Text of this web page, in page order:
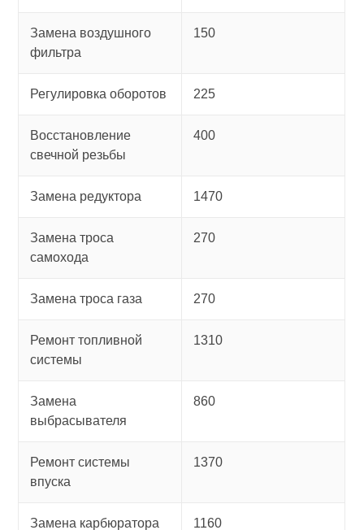
Замена воздушного
фильтра
150
Регулировка оборотов 225
Восстановление
свечной резьбы
400
Замена редуктора 1470
Замена троса
самохода
270
Замена троса газа 270
Ремонт топливной
системы
1310
Замена
выбрасывателя
860
Ремонт системы
впуска
1370
Замена карбюратора 1160